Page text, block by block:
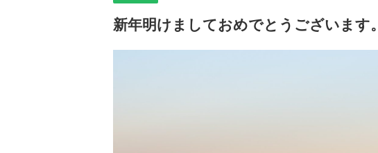
新年明けましておめでとうございます。